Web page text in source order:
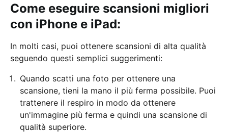
Come eseguire scansioni migliori
con iPhone e iPad:
In molti casi, puoi ottenere scansioni di alta qualità
seguendo questi semplici suggerimenti:
Quando scatti una foto per ottenere una
scansione, tieni la mano il più ferma possibile. Puoi
trattenere il respiro in modo da ottenere
un'immagine più ferma e quindi una scansione di
qualità superiore.